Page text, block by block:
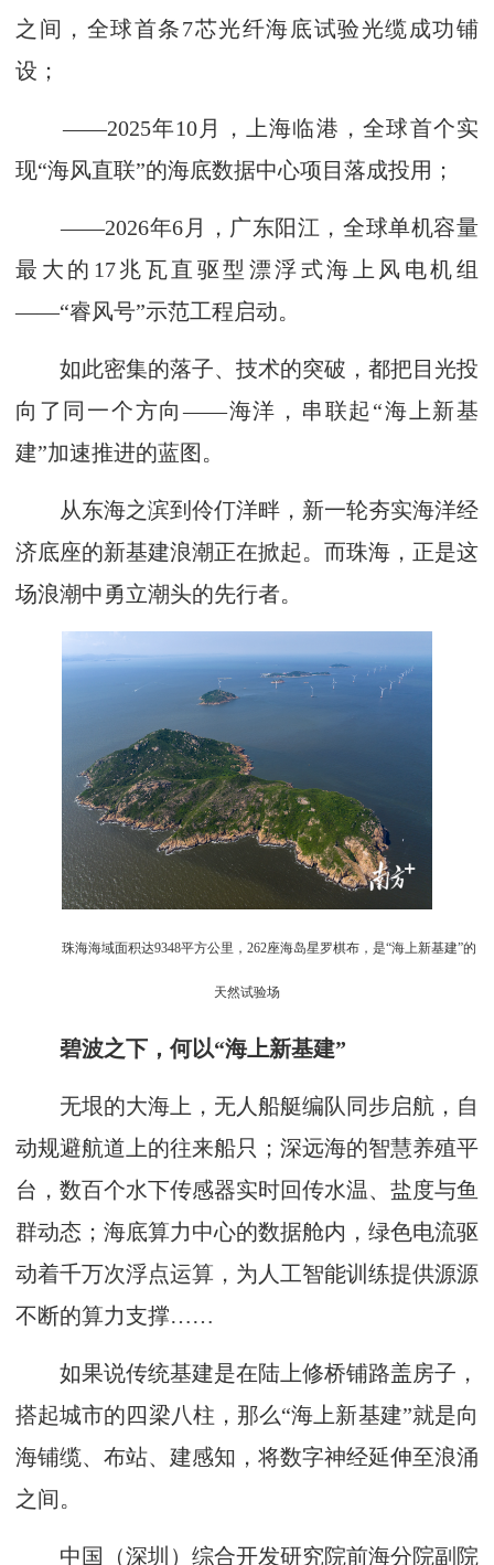
之间，全球首条7芯光纤海底试验光缆成功铺
设；
——2025年10月，上海临港，全球首个实
现“海风直联”的海底数据中心项目落成投用；
——2026年6月，广东阳江，全球单机容量
最大的17兆瓦直驱型漂浮式海上风电机组
——“睿风号”示范工程启动。
如此密集的落子、技术的突破，都把目光投
向了同一个方向——海洋，串联起“海上新基
建”加速推进的蓝图。
从东海之滨到伶仃洋畔，新一轮夯实海洋经
济底座的新基建浪潮正在掀起。而珠海，正是这
场浪潮中勇立潮头的先行者。
珠海海域面积达9348平方公里，262座海岛星罗棋布，是“海上新基建”的
天然试验场
碧波之下，何以“海上新基建”
无垠的大海上，无人船艇编队同步启航，自
动规避航道上的往来船只；深远海的智慧养殖平
台，数百个水下传感器实时回传水温、盐度与鱼
群动态；海底算力中心的数据舱内，绿色电流驱
动着千万次浮点运算，为人工智能训练提供源源
不断的算力支撑……
如果说传统基建是在陆上修桥铺路盖房子，
搭起城市的四梁八柱，那么“海上新基建”就是向
海铺缆、布站、建感知，将数字神经延伸至浪涌
之间。
中国（深圳）综合开发研究院前海分院副院